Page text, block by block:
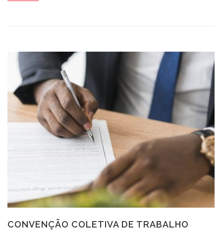
CONVENÇÃO COLETIVA DE TRABALHO